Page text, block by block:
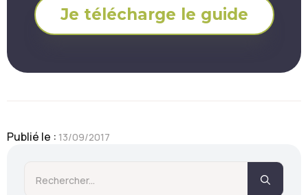
Je télécharge le guide
Publié le : 13/09/2017